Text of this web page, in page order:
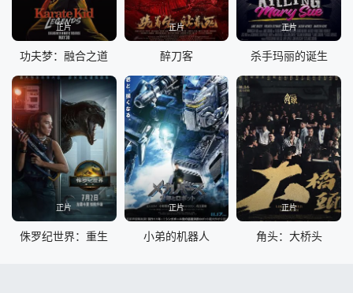
正片
功夫梦：融合之道
正片
醉刀客
正片
杀手玛丽的诞生
正片
侏罗纪世界：重生
正片
小弟的机器人
正片
角头：大桥头